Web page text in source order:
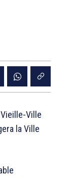
Ville
la Ville